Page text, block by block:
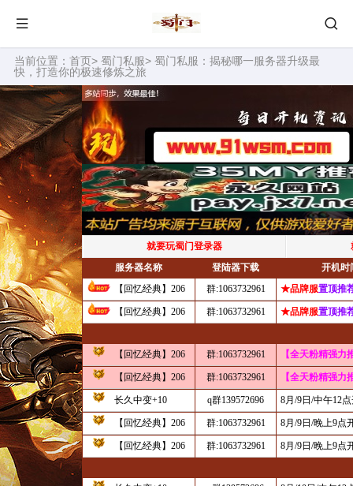
当前位置： 首页> 蜀门私服> 蜀门私服：揭秘哪一服务器升级最
快，打造你的极速修炼之旅